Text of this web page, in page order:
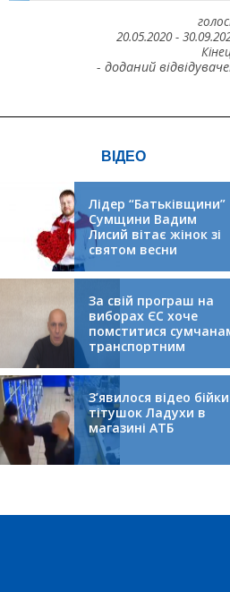
20.05.2020-
- доданий
ВІДЕО
Лідер “Батьківщини”
Сумщини Вадим
Лисий вітає жінок зі
святом весни
За свій програш на
виборах ЄС хоче
помститися
транспортним
колапсом
З’явилося відео бійки
тітушок Ладухи в
магазині АТБ